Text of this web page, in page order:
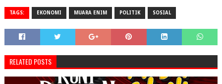
TAGS: EKONOMI MUARA ENIM POLITIK SOSIAL
RELATED POSTS